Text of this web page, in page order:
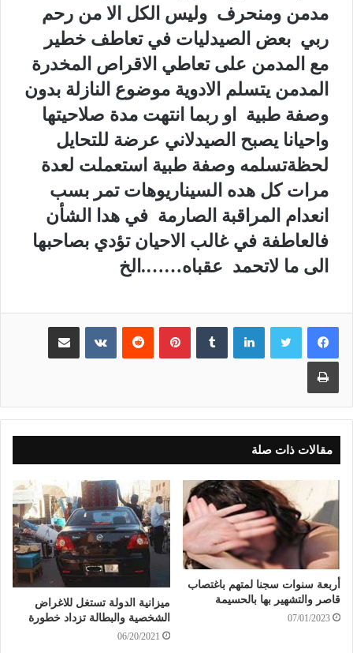
مدمن ومنحرف وليس الكل الا من رحم
ربي بعض الصيدليات في تعاطف خطير
مع المدمن على تعاطي الاقراص المخدرة
المدمن يتسلم الادوية موضوع النازلة بدون
وصفة طبية او ربما انتهت مدة صلاحيتها
واحيانا يصبح الصيدلاني عرضة للتحايل
لحظةتسلمه وصفة طبية استعملت لعدة
مرات كل هده السيناريوهات تمر بسب
انعدام المراقبة الصارمة في هدا الشأن
فالعاطفة في غالب الاحيان تؤدي بصاحبها
الى ما لاتحمد عقباه…….الخ
لينكدإن بينتيريست مشاركة عبر البريد
طباعة
مقالات ذات صلة
أربعة سنوات سجنا لمتهم باغتصاب
قاصر والتشهير بها بالحسيمة
07/01/2023
ميزانية الدولة تستغل للاغراض
الشخصية والبطالة تزداد خطورة
06/20/2021